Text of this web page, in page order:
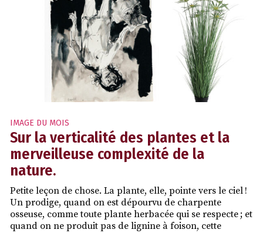
IMAGE DU MOIS
Sur la verticalité des plantes et la
merveilleuse complexité de la
nature.
Petite leçon de chose. La plante, elle, pointe vers le ciel !
Un prodige, quand on est dépourvu de charpente
osseuse, comme toute plante herbacée qui se respecte ; et
quand on ne produit pas de lignine à foison, cette